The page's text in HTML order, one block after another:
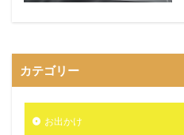
カテゴリー
お出かけ